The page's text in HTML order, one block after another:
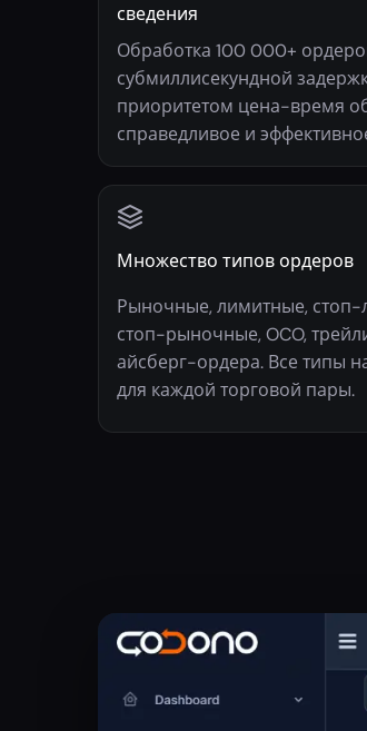
сведения
Обработка 100 000+
субмиллисекундной
приоритетом цена-время
справедливое и
Множество типов ордеров
Рыночные, лимитные, стоп-
стоп-рыночные, OCO,
айсберг-ордера. Все типы
для каждой торговой пары.